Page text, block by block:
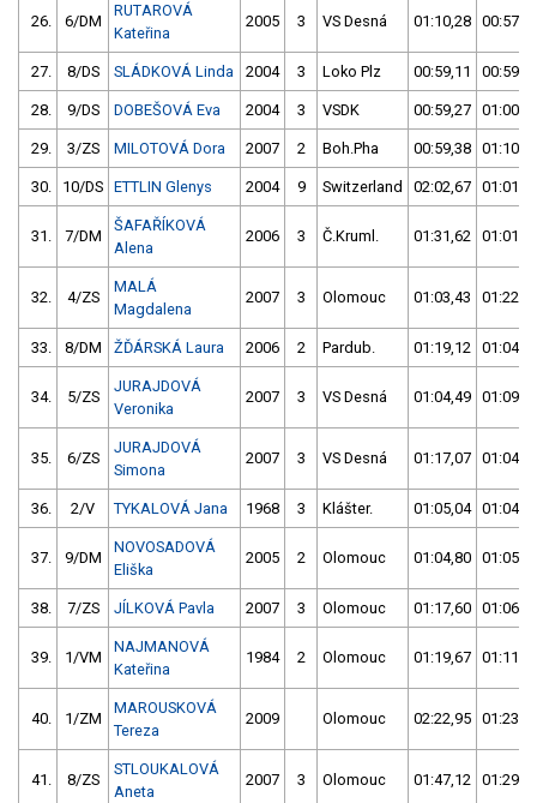
26. 6/DM
RUTAROVÁ
Kateřina
2005 3 VS Desná 01:10,28
27. 8/DS SLÁDKOVÁ Linda 2004 3 Loko Plz 00:59,11
28. 9/DS DOBEŠOVÁ Eva 2004 3 VSDK 00:59,27
29. 3/ZS MILOTOVÁ Dora 2007 2 Boh.Pha 00:59,38
30. 10/DS ETTLIN Glenys 2004 9 Switzerland 02:02,67
31. 7/DM
ŠAFAŘÍKOVÁ
Alena
2006 3 Č.Kruml. 01:31,62
32. 4/ZS
MALÁ
Magdalena
2007 3 Olomouc 01:03,43
33. 8/DM ŽĎÁRSKÁ Laura 2006 2 Pardub. 01:19,12
34. 5/ZS
JURAJDOVÁ
Veronika
2007 3 VS Desná 01:04,49
35. 6/ZS
JURAJDOVÁ
Simona
2007 3 VS Desná 01:17,07
36. 2/V TYKALOVÁ Jana 1968 3 Klášter. 01:05,04
37. 9/DM
NOVOSADOVÁ
Eliška
2005 2 Olomouc 01:04,80
38. 7/ZS JÍLKOVÁ Pavla 2007 3 Olomouc 01:17,60
39. 1/VM
NAJMANOVÁ
Kateřina
1984 2 Olomouc 01:19,67
40. 1/ZM
MAROUSKOVÁ
Tereza
2009 Olomouc 02:22,95
41. 8/ZS
STLOUKALOVÁ
Aneta
2007 3 Olomouc 01:47,12